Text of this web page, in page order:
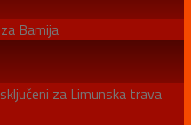
za Bamija
za Limunska trava